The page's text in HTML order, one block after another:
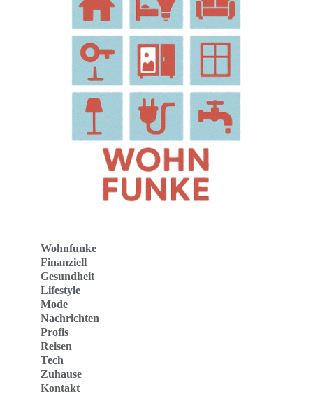
Wohnfunke
Finanziell
Gesundheit
Lifestyle
Mode
Nachrichten
Profis
Reisen
Tech
Zuhause
Kontakt